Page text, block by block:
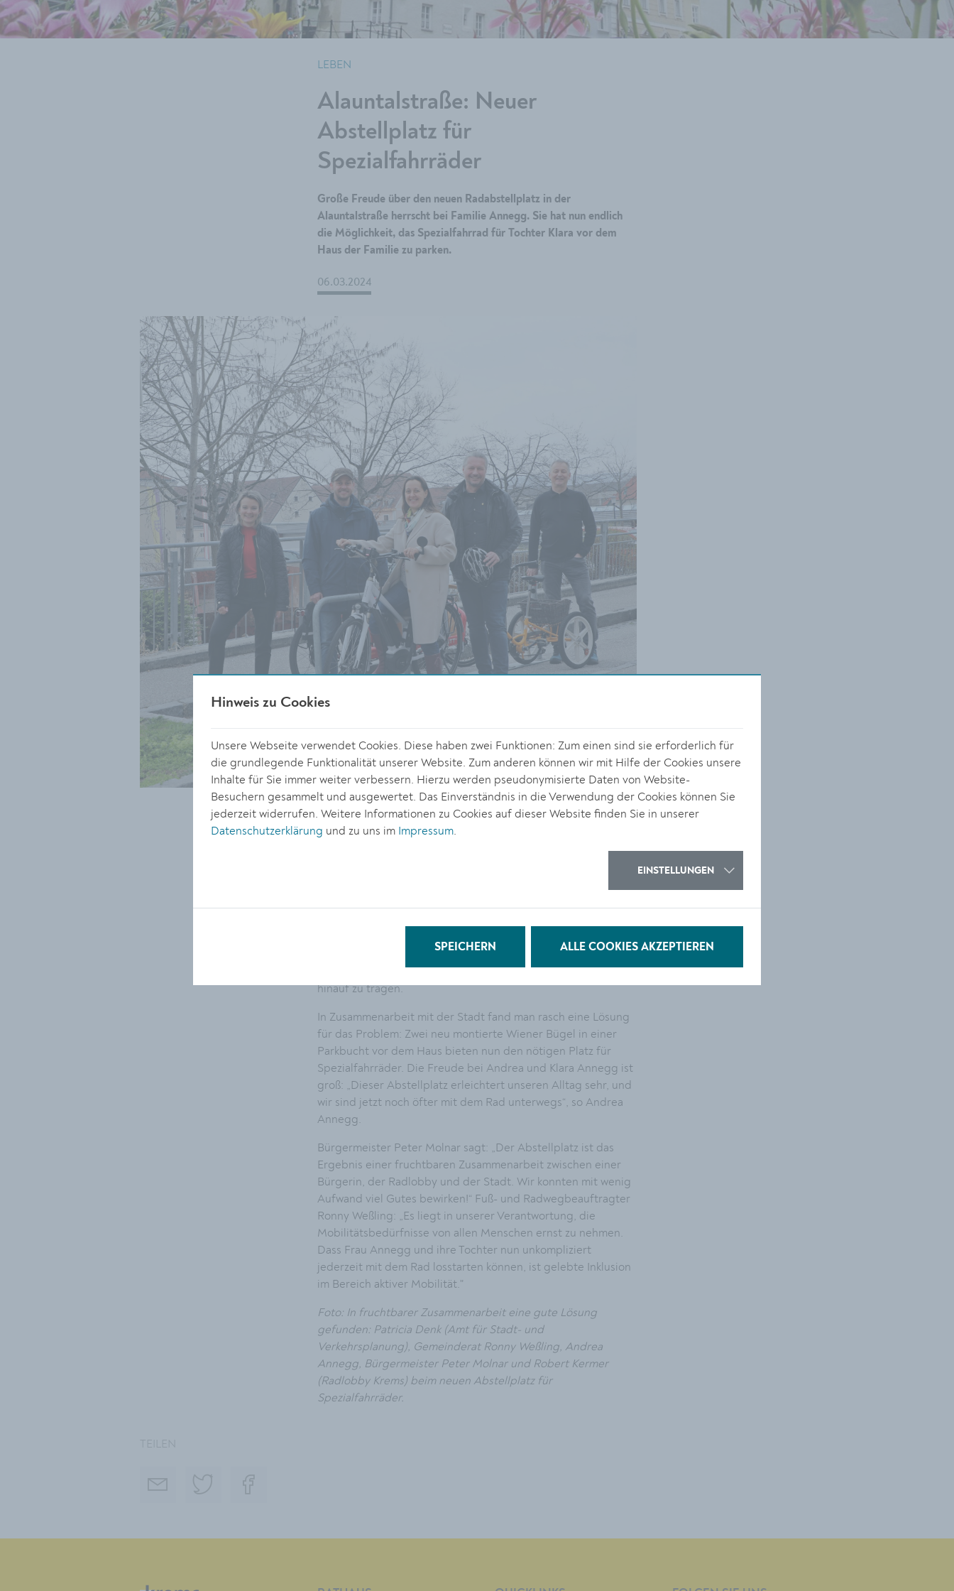
LEBEN
Alauntalstraße: Neuer
Abstellplatz für
Spezialfahrräder
Große Freude über den neuen Radabstellplatz in der
Alauntalstraße herrscht bei Familie Annegg. Sie hat nun endlich
die Möglichkeit, das Spezialfahrrad für Tochter Klara vor dem
Haus der Familie zu parken.
06.03.2024
© Stadt Krems
Ein Abstellplatz im öffentlichen Raum für Spezialfahrräder: Mit
abzustellen und zu sichern. Die Familie sah sich gezwungen,
das schwere Fahrzeug über eine steile Treppe zum Haus
hinauf zu tragen.
In Zusammenarbeit mit der Stadt fand man rasch eine Lösung
für das Problem: Zwei neu montierte Wiener Bügel in einer
Parkbucht vor dem Haus bieten nun den nötigen Platz für
Spezialfahrräder. Die Freude bei Andrea und Klara Annegg ist
groß: „Dieser Abstellplatz erleichtert unseren Alltag sehr, und
wir sind jetzt noch öfter mit dem Rad unterwegs“, so Andrea
Annegg.
Bürgermeister Peter Molnar sagt: „Der Abstellplatz ist das
Ergebnis einer fruchtbaren Zusammenarbeit zwischen einer
Bürgerin, der Radlobby und der Stadt. Wir konnten mit wenig
Aufwand viel Gutes bewirken!“ Fuß- und Radwegbeauftragter
Ronny Weßling: „Es liegt in unserer Verantwortung, die
Mobilitätsbedürfnisse von allen Menschen ernst zu nehmen.
Dass Frau Annegg und ihre Tochter nun unkompliziert
jederzeit mit dem Rad losstarten können, ist gelebte Inklusion
im Bereich aktiver Mobilität."
Foto: In fruchtbarer Zusammenarbeit eine gute Lösung
gefunden: Patricia Denk (Amt für Stadt- und
Verkehrsplanung), Gemeinderat Ronny Weßling, Andrea
Annegg, Bürgermeister Peter Molnar und Robert Kermer
(Radlobby Krems) beim neuen Abstellplatz für
Spezialfahrräder.
Hinweis zu Cookies
Unsere Webseite verwendet Cookies. Diese haben zwei Funktionen: Zum einen sind sie erforderlich für
die grundlegende Funktionalität unserer Website. Zum anderen können wir mit Hilfe der Cookies unsere
Inhalte für Sie immer weiter verbessern. Hierzu werden pseudonymisierte Daten von Website-
Besuchern gesammelt und ausgewertet. Das Einverständnis in die Verwendung der Cookies können Sie
jederzeit widerrufen. Weitere Informationen zu Cookies auf dieser Website finden Sie in unserer
Datenschutzerklärung und zu uns im Impressum.
EINSTELLUNGEN
SPEICHERN ALLE COOKIES AKZEPTIEREN